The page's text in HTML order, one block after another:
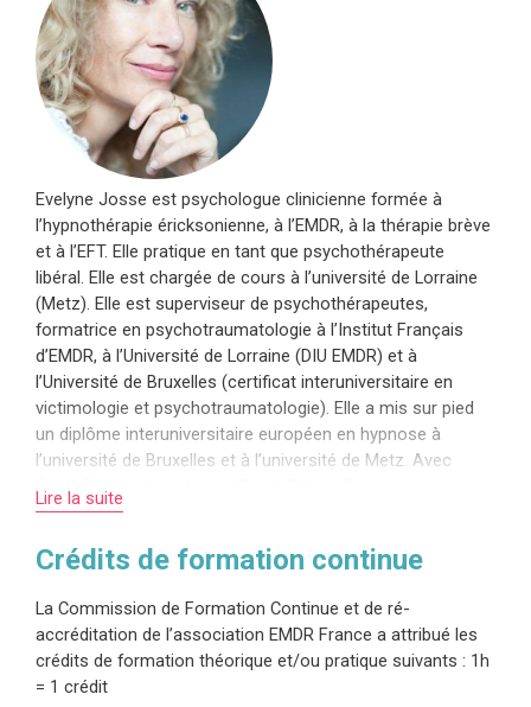
Evelyne Josse est psychologue clinicienne formée à
l’hypnothérapie éricksonienne, à l’EMDR, à la thérapie brève
et à l’EFT. Elle pratique en tant que psychothérapeute
libéral. Elle est chargée de cours à l’université de Lorraine
(Metz). Elle est superviseur de psychothérapeutes,
formatrice en psychotraumatologie à l’Institut Français
d’EMDR, à l’Université de Lorraine (DIU EMDR) et à
l’Université de Bruxelles (certificat interuniversitaire en
victimologie et psychotraumatologie). Elle a mis sur pied
un diplôme interuniversitaire européen en hypnose à
l’université de Bruxelles et à l’université de Metz. Avec
Oliver Perrot, elle a fondé l’Ecole Belge d’Hypnose au sein
de laquelle elle enseigne l’hypnose aux thérapeutes. Elle
Française de Nouvelle Hypnose et dans d’autres instituts.
EMDR en Belgique à l’Université de Bruxelles. Elle est
l’auteur des ouvrages suivants : Le pouvoir des histoires
thérapeutiques. L’hypnose éricksonienne dans la guérison
des traumatismes psychiques paru en 2007 chez Desclée
Lire la suite
Crédits de formation continue
La Commission de Formation Continue et de ré-
accréditation de l’association EMDR France a attribué les
crédits de formation théorique et/ou pratique suivants : 1h
= 1 crédit